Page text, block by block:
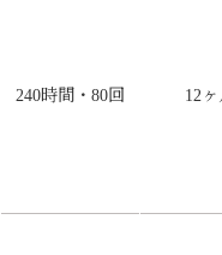
240時間・80回 12